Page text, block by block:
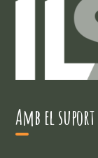
Amb el